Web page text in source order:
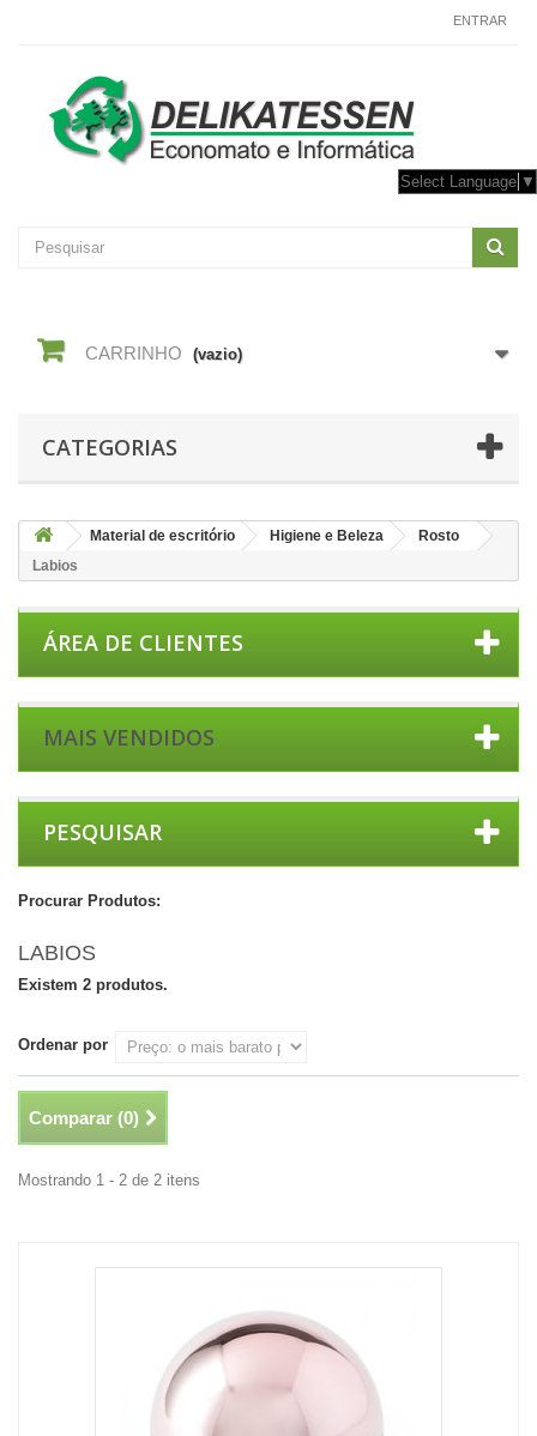
ENTRAR
Select Language ▼
CARRINHO (vazio)
CATEGORIAS
Material de escritório Higiene e Beleza
Rosto
Labios
ÁREA DE CLIENTES
MAIS VENDIDOS
PESQUISAR
Procurar Produtos:
LABIOS
Existem 2 produtos.
Ordenar por
Comparar (0)
Mostrando 1 - 2 de 2 itens